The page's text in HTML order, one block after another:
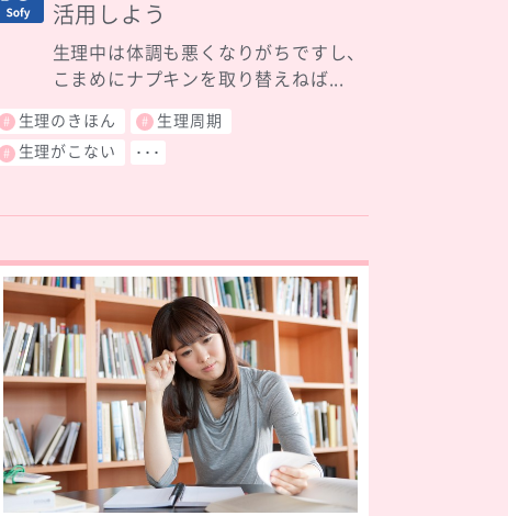
活用しよう
生理中は体調も悪くなりがちですし、
こまめにナプキンを取り替えねば...
生理のきほん 生理周期
生理がこない ･･･